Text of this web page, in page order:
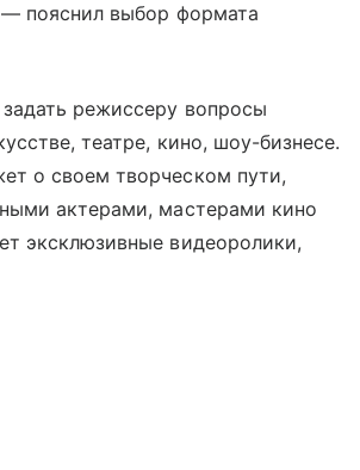
— пояснил выбор формата
режиссеру вопросы
театре, кино, шоу-бизнесе.
о своем творческом пути,
актерами, мастерами кино
эксклюзивные видеоролики,